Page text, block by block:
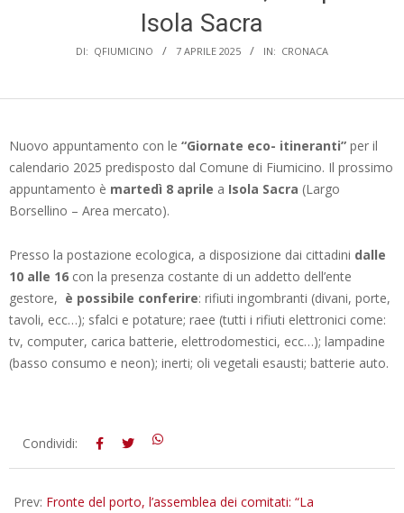
Isola Sacra
DI: QFIUMICINO 7 APRILE 2025 IN: CRONACA
Nuovo appuntamento con le “Giornate eco- itineranti” per il
calendario 2025 predisposto dal Comune di Fiumicino. Il prossimo
appuntamento è martedì 8 aprile a Isola Sacra (Largo
Borsellino – Area mercato).
Presso la postazione ecologica, a disposizione dai cittadini dalle
10 alle 16 con la presenza costante di un addetto dell’ente
gestore, è possibile conferire: rifiuti ingombranti (divani, porte,
tavoli, ecc…); sfalci e potature; raee (tutti i rifiuti elettronici come:
tv, computer, carica batterie, elettrodomestici, ecc…); lampadine
(basso consumo e neon); inerti; oli vegetali esausti; batterie auto.
2025-
Condividi:
Prev: Fronte del porto, l’assemblea dei comitati: “La